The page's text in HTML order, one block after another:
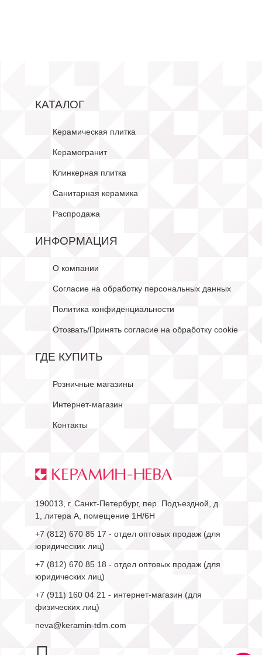
КАТАЛОГ
Керамическая плитка
Керамогранит
Клинкерная плитка
Санитарная керамика
Распродажа
ИНФОРМАЦИЯ
О компании
Согласие на обработку персональных данных
Политика конфиденциальности
Отозвать/Принять согласие на обработку cookie
ГДЕ КУПИТЬ
Розничные магазины
Интернет-магазин
Контакты
190013, г. Санкт-Петербург, пер. Подъездной, д.
1, литера А, помещение 1Н/6Н
+7 (812) 670 85 17 - отдел оптовых продаж (для
юридических лиц)
+7 (812) 670 85 18 - отдел оптовых продаж (для
юридических лиц)
+7 (911) 160 04 21 - интернет-магазин (для
физических лиц)
neva@keramin-tdm.com